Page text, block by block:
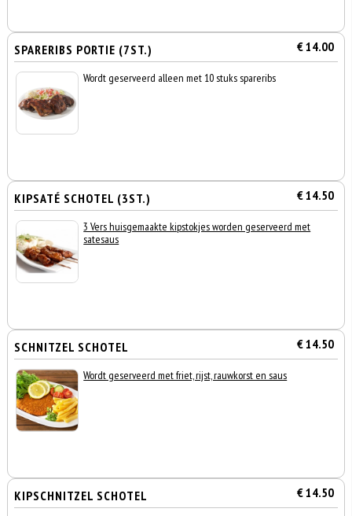
SPARERIBS PORTIE (7ST.) € 14.00
Wordt geserveerd alleen met 10 stuks spareribs
KIPSATÉ SCHOTEL (3ST.) € 14.50
3 Vers huisgemaakte kipstokjes worden geserveerd met
satesaus
SCHNITZEL SCHOTEL € 14.50
Wordt geserveerd met friet, rijst, rauwkorst en saus
KIPSCHNITZEL SCHOTEL € 14.50